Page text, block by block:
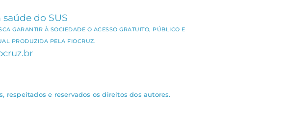
do SUS
GARANTIR À SOCIEDADE O ACESSO GRATUITO, PÚBLICO E
PRODUZIDA PELA FIOCRUZ.
e reservados os direitos dos autores.